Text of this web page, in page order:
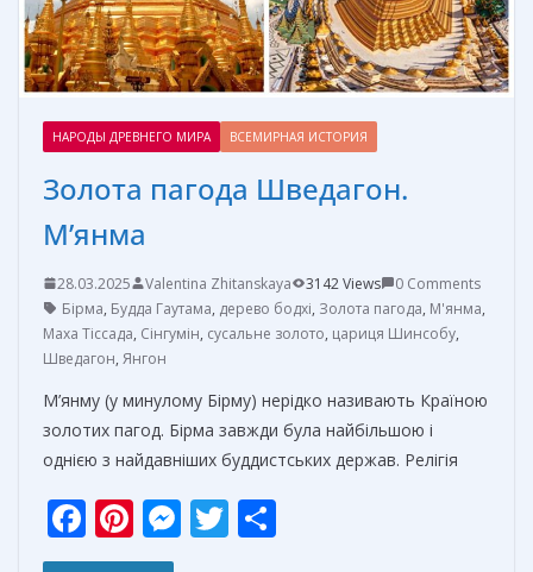
НАРОДЫ ДРЕВНЕГО МИРА ВСЕМИРНАЯ ИСТОРИЯ
Золота пагода Шведагон.
М’янма
28.03.2025 Valentina Zhitanskaya 3142 Views
0 Comments
Бірма, Будда Гаутама, дерево бодхі, Золота пагода, М'янма,
Маха Тіссада, Сінгумін, сусальне золото, цариця Шинсобу,
Шведагон, Янгон
М’янму (у минулому Бірму) нерідко називають Країною
золотих пагод. Бірма завжди була найбільшою і
однією з найдавніших буддистських держав. Релігія
F
ac
Pi
nt
M T